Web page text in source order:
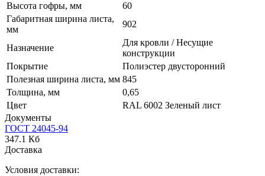
Высота гофры, мм
60
Габаритная ширина листа,
мм
902
Назначение
Для кровли / Несущие
конструкции
Покрытие
Полиэстер двусторонний
Полезная ширина листа, мм 845
Толщина, мм
0,65
Цвет
RAL 6002 Зеленый лист
Документы
ГОСТ 24045-94
347.1 Кб
Доставка
Условия доставки: